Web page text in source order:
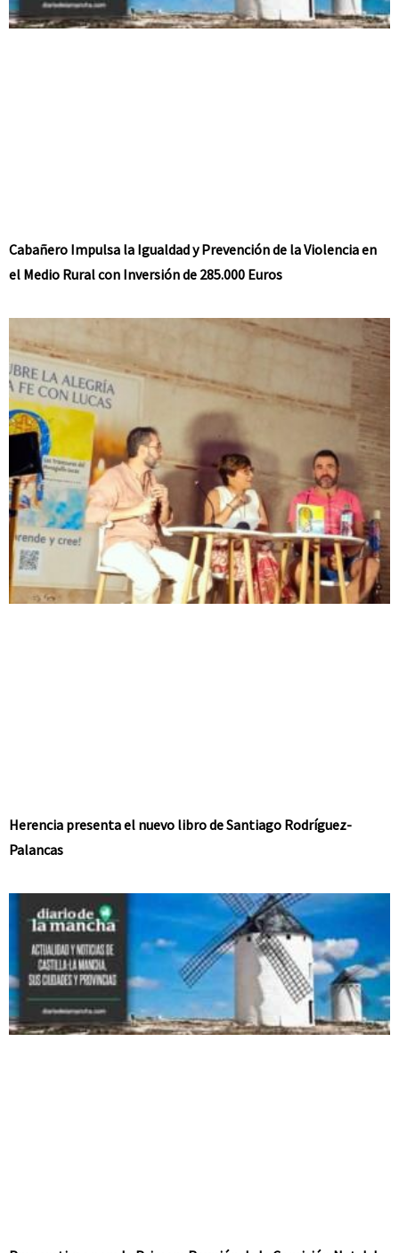
Cabañero Impulsa la Igualdad y Prevención de la Violencia en
el Medio Rural con Inversión de 285.000 Euros
Herencia presenta el nuevo libro de Santiago Rodríguez-
Palancas